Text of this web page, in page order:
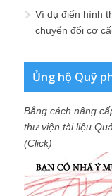
Ví dụ điển hình
chuyển đổi cơ
Ủng hộ Quỹ
Bằng cách nâng
thư viện tài liệu
(Click)